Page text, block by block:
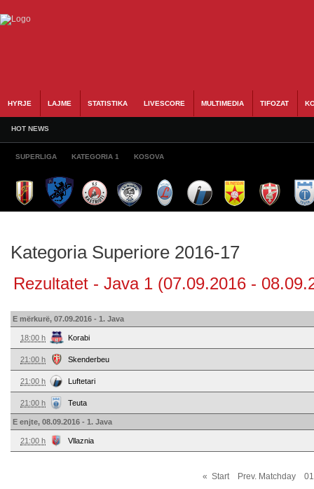
HYRJE LAJME STATISTIKA LIVESCORE MULTIMEDIA TIFOZAT
HOT NEWS
SUPERLIGA KATEGORIA 1 KOSOVA
Kategoria Superiore 2016-17
Rezultatet - Java 1 (07.09.2016 -
E mërkurë, 07.09.2016 - 1. Java
18:00 h Korabi
21:00 h Skenderbeu
21:00 h Luftetari
21:00 h Teuta
E enjte, 08.09.2016 - 1. Java
21:00 h Vllaznia
« Start Prev. Matchday